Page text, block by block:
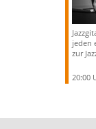
jeden
zur
20:00